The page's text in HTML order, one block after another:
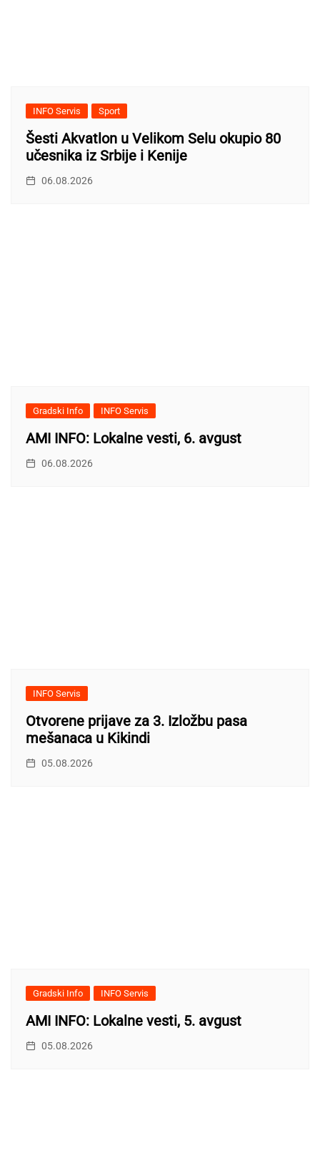
INFO Servis Sport
Šesti Akvatlon u Velikom Selu okupio 80
učesnika iz Srbije i Kenije
06.08.2026
Gradski Info INFO Servis
AMI INFO: Lokalne vesti, 6. avgust
06.08.2026
INFO Servis
Otvorene prijave za 3. Izložbu pasa
mešanaca u Kikindi
05.08.2026
Gradski Info INFO Servis
AMI INFO: Lokalne vesti, 5. avgust
05.08.2026